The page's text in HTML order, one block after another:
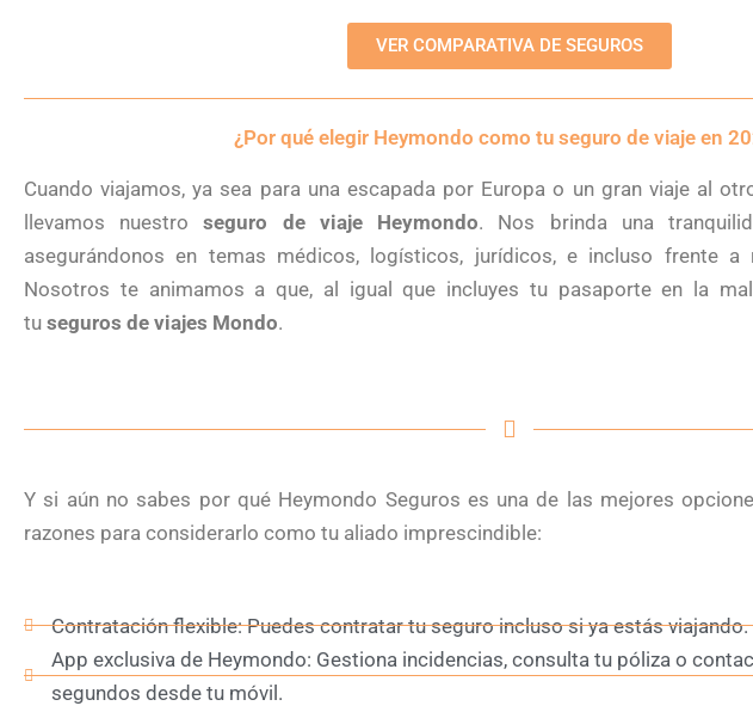
VER COMPARATIVA DE SEGUROS
¿Por qué elegir Heymondo como tu seguro de viaje en
Cuando viajamos, ya sea para una escapada por Europa o un gran viaje al
llevamos nuestroseguro de viaje Heymondo. Nos brinda una
asegurándonos en temas médicos, logísticos, jurídicos, e incluso frente a
Nosotros te animamos a que, al igual que incluyes tu pasaporte en la
tu seguros de viajes Mondo.
Y si aún no sabes por qué Heymondo Seguros es una de las mejores
razones para considerarlo como tu aliado imprescindible:
Contratación flexible: Puedes contratar tu seguro incluso si ya estás viajando.
App exclusiva de Heymondo: Gestiona incidencias, consulta tu póliza o
segundos desde tu móvil.